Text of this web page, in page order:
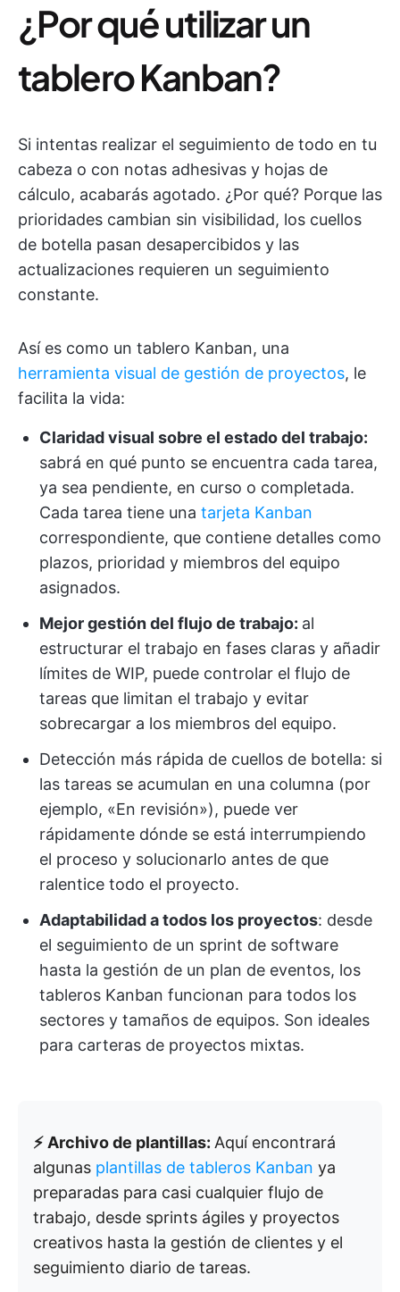
¿Por qué utilizar un
tablero Kanban?
Si intentas realizar el seguimiento de todo en tu
cabeza o con notas adhesivas y hojas de
cálculo, acabarás agotado. ¿Por qué? Porque las
prioridades cambian sin visibilidad, los cuellos
de botella pasan desapercibidos y las
actualizaciones requieren un seguimiento
constante.
Así es como un tablero Kanban, una
herramienta visual de gestión de proyectos, le
facilita la vida:
Claridad visual sobre el estado del trabajo:
sabrá en qué punto se encuentra cada tarea,
ya sea pendiente, en curso o completada.
Cada tarea tiene una tarjeta Kanban
correspondiente, que contiene detalles como
plazos, prioridad y miembros del equipo
asignados.
Mejor gestión del flujo de trabajo: al
estructurar el trabajo en fases claras y añadir
límites de WIP, puede controlar el flujo de
tareas que limitan el trabajo y evitar
sobrecargar a los miembros del equipo.
Detección más rápida de cuellos de botella: si
las tareas se acumulan en una columna (por
ejemplo, «En revisión»), puede ver
rápidamente dónde se está interrumpiendo
el proceso y solucionarlo antes de que
ralentice todo el proyecto.
Adaptabilidad a todos los proyectos: desde
el seguimiento de un sprint de software
hasta la gestión de un plan de eventos, los
tableros Kanban funcionan para todos los
sectores y tamaños de equipos. Son ideales
para carteras de proyectos mixtas.
⚡ Archivo de plantillas: Aquí encontrará
algunas plantillas de tableros Kanban ya
preparadas para casi cualquier flujo de
trabajo, desde sprints ágiles y proyectos
creativos hasta la gestión de clientes y el
seguimiento diario de tareas.